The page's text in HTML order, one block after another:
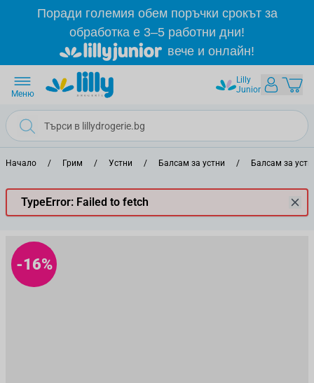
Прескачане към съдържанието
Поради големия обем поръчки срокът за
обработка е 3–5 работни дни!
вече и онлайн!
Lilly
Junior
Меню
Начало / Грим / Устни / Балсам за устни / Балсам за
TypeError: Failed to fetch
-16%